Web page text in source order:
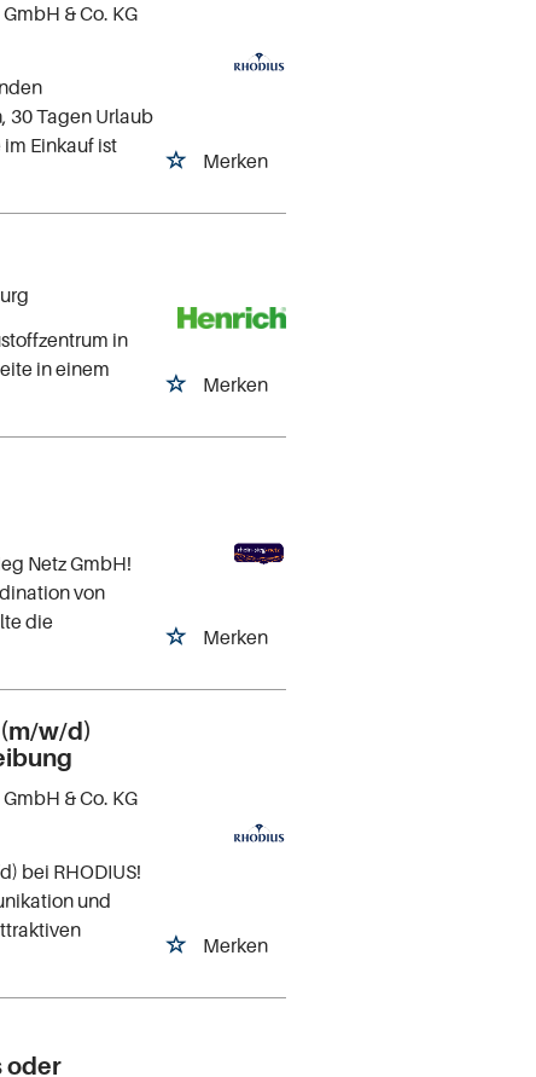
Merken
& Co. KG
30 Tagen Urlaub
Einkauf ist
Merken
in
in einem
Merken
Netz GmbH!
von
die
w/d)
Merken
& Co. KG
bei RHODIUS!
und
oder